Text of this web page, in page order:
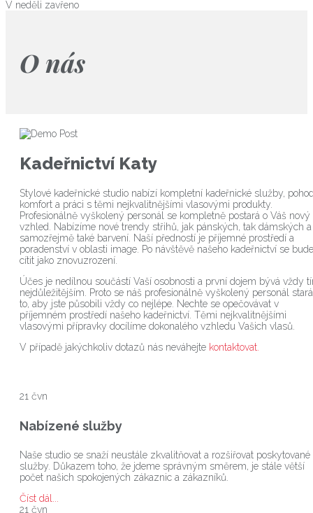
V neděli zavřeno
O nás
Kadeřnictví Katy
Stylové kadeřnické studio nabízí kompletní kadeřnické služby,
komfort a práci s těmi nejkvalitnějšími vlasovými produkty.
Profesionálně vyškolený personál se kompletně postará o Váš nový
vzhled. Nabízíme nové trendy střihů, jak pánských, tak dámských a
samozřejmě také barvení. Naší předností je příjemné prostředí a
poradenství v oblasti image. Po návštěvě našeho kadeřnictví se
cítit jako znovuzrození.
Účes je nedílnou součástí Vaší osobnosti a první dojem bývá vždy
nejdůležitějším. Proto se náš profesionálně vyškolený personál
to, aby jste působili vždy co nejlépe. Nechte se opečovávat v
příjemném prostředí našeho kadeřnictví. Těmi nejkvalitnějšími
vlasovými přípravky docílíme dokonalého vzhledu Vašich vlasů.
V případě jakýchkoliv dotazů nás neváhejte kontaktovat.
21 čvn
Nabízené služby
Naše studio se snaží neustále zkvalitňovat a rozšiřovat poskytované
služby. Důkazem toho, že jdeme správným směrem, je stále větší
počet našich spokojených zákaznic a zákazníků.
Číst dál...
21 čvn